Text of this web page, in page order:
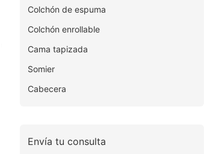
Colchón de espuma
Colchón enrollable
Cama tapizada
Somier
Cabecera
Envía tu consulta